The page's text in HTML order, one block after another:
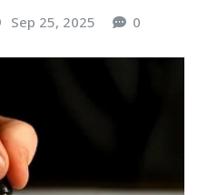
Sep 25, 2025 0